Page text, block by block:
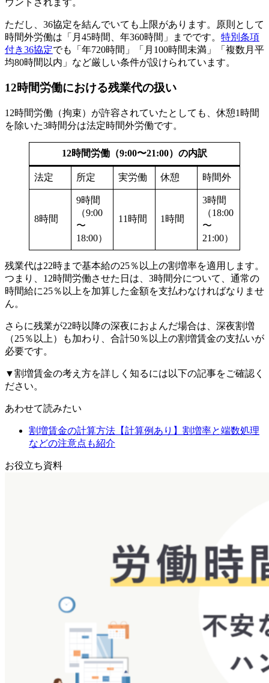
ただし、36協定を結んでいても上限があります。原則として
時間外労働は「月45時間、年360時間」までです。 特別条項
付き36協定でも「年720時間」「月100時間未満」「複数月平
均80時間以内」など厳しい条件が設けられています。
12時間労働における残業代の扱い
12時間労働（拘束）が許容されていたとしても、休憩1時間
を除いた3時間分は法定時間外労働です。
12時間労働（9:00〜21:00）の内訳
法定 所定 実労働 休憩 時間外
8時間
9時間
（9:00
〜
18:00）
11時間 1時間
3時間
（18:00
〜
21:00）
残業代は22時まで基本給の25％以上の割増率を適用します。
つまり、12時間労働させた日は、3時間分について、通常の
時間給に25％以上を加算した金額を支払わなければなりませ
ん。
さらに残業が22時以降の深夜におよんだ場合は、深夜割増
（25％以上）も加わり、合計50％以上の割増賃金の支払いが
必要です。
▼割増賃金の考え方を詳しく知るには以下の記事をご確認く
ださい。
あわせて読みたい
割増賃金の計算方法【計算例あり】割増率と端数処理
などの注意点も紹介
お役立ち資料